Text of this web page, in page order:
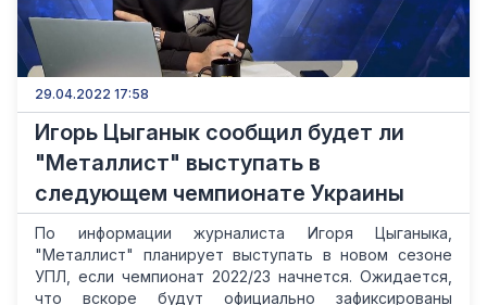
29.04.2022 17:58
Игорь Цыганык сообщил будет ли
"Металлист" выступать в
следующем чемпионате Украины
По информации журналиста Игоря Цыганыка,
"Металлист" планирует выступать в новом сезоне
УПЛ, если чемпионат 2022/23 начнется. Ожидается,
что вскоре будут официально зафиксированы